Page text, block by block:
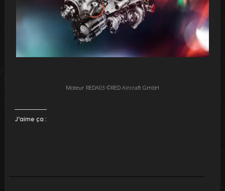
Moteur REDA03 ©RED Aircraft GmbH
J’aime ça :